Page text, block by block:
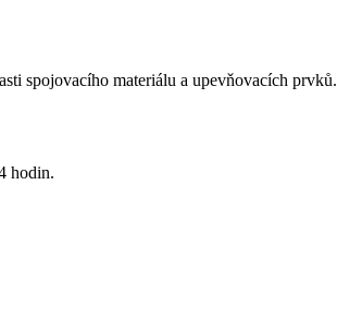
spojovacího materiálu a upevňovacích prvků.
hodin.